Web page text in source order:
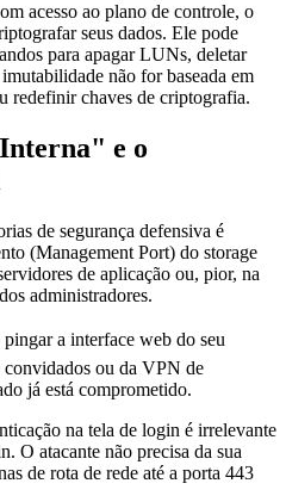
acesso ao plano de controle, o
seus dados. Ele pode
para apagar LUNs, deletar
não for baseada em
redefinir chaves de criptografia.
e o
de segurança defensiva é
(Management Port) do storage
de aplicação ou, pior, na
administradores.
pingar a interface web do seu
ou da VPN de
já está comprometido.
na tela de login é irrelevante
O atacante não precisa da sua
de rota de rede até a porta 443